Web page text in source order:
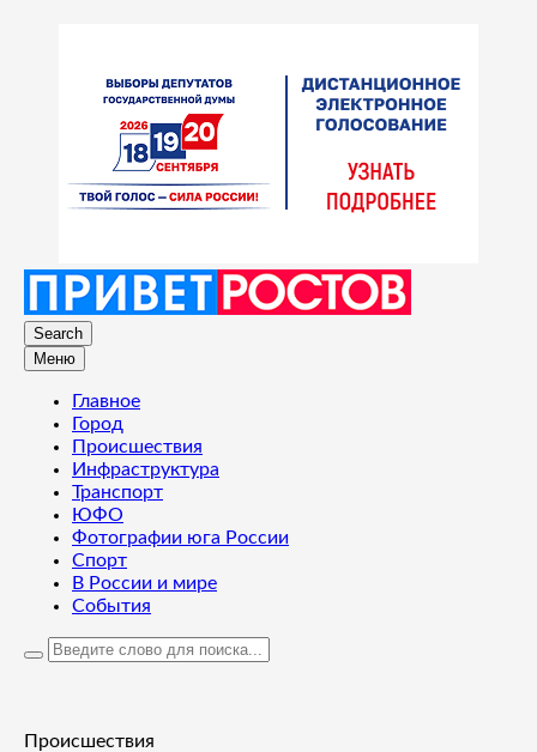
Search
Меню
Главное
Город
Происшествия
Инфраструктура
Транспорт
ЮФО
Фотографии юга России
Спорт
В России и мире
События
Происшествия